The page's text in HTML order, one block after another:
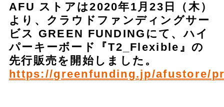
AFU ストアは2020年1月23日（木）
より、クラウドファンディングサー
ビス GREEN FUNDINGにて、ハイ
パーキーボード『T2_Flexible』の
先行販売を開始しました。
https://greenfunding.jp/afustore/